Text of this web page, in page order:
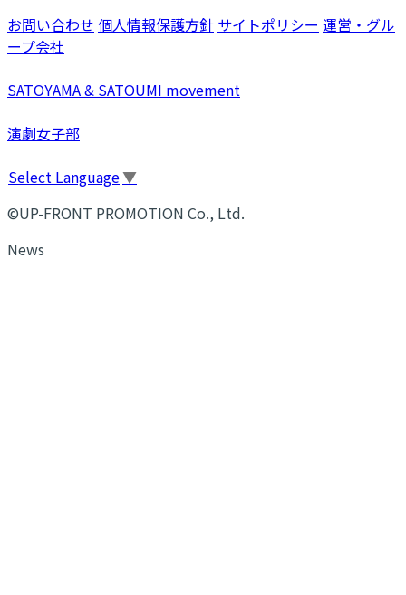
お問い合わせ 個人情報保護方針 サイトポリシー 運営・グル
ープ会社
SATOYAMA & SATOUMI movement
演劇女子部
Select Language▼
©UP-FRONT PROMOTION Co., Ltd.
News